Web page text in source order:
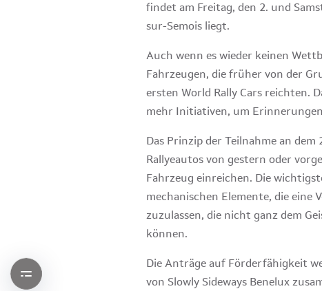
findet am Freitag, den 2. und
sur-Semois liegt.
Auch wenn es wieder keinen
Fahrzeugen, die früher von der
ersten World Rally Cars reichten.
mehr Initiativen, um
Das Prinzip der Teilnahme an
Rallyeautos von gestern oder
Fahrzeug einreichen. Die
mechanischen Elemente, die eine
zuzulassen, die nicht ganz dem
können.
Die Anträge auf Förderfähigkeit
von Slowly Sideways Benelux